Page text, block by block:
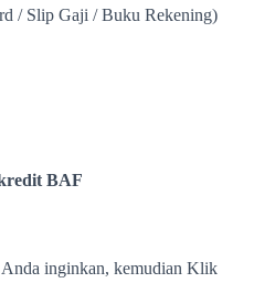
/ Slip Gaji / Buku Rekening)
BAF
inginkan, kemudian Klik